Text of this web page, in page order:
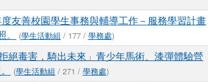
友善校園學生事務與輔導工作－服務學習計畫
(學生活動組 / 177 / 學務處)
絕毒害，騎出未來」青少年馬術、漆彈體驗營
(學生活動組 / 271 / 學務處)